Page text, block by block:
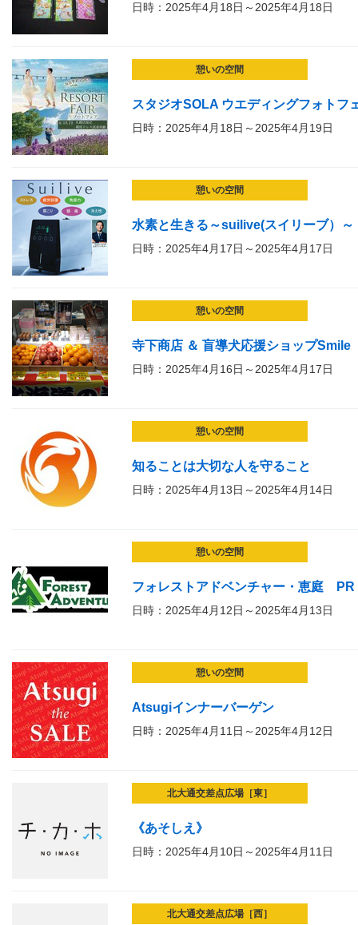
日時：2025年4月18日～2025年4月18日
憩いの空間
スタジオSOLA ウエディングフォトフ
日時：2025年4月18日～2025年4月19日
憩いの空間
水素と生きる～suilive(スイリーブ）～
日時：2025年4月17日～2025年4月17日
憩いの空間
寺下商店 ＆ 盲導犬応援ショップSmile
日時：2025年4月16日～2025年4月17日
憩いの空間
知ることは大切な人を守ること
日時：2025年4月13日～2025年4月14日
憩いの空間
フォレストアドベンチャー・恵庭 PR
日時：2025年4月12日～2025年4月13日
憩いの空間
Atsugiインナーバーゲン
日時：2025年4月11日～2025年4月12日
北大通交差点広場［東］
《あそしえ》
日時：2025年4月10日～2025年4月11日
北大通交差点広場［西］